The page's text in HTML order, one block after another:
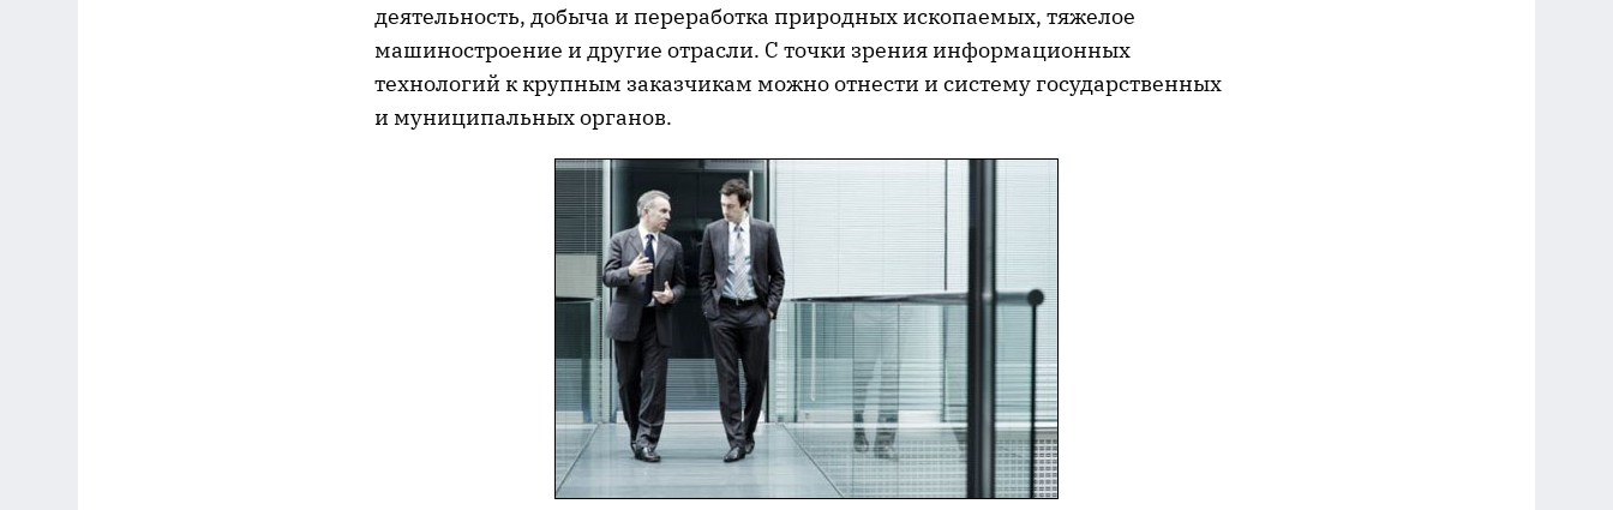
деятельность, добыча и переработка природных ископаемых, тяжелое
машиностроение и другие отрасли. С точки зрения информационных
технологий к крупным заказчикам можно отнести и систему государственных
и муниципальных органов.